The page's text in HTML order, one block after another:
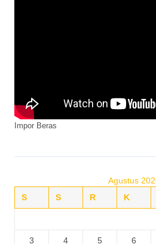
Impor Beras
Agustus
S
S R K
3 4 5 6